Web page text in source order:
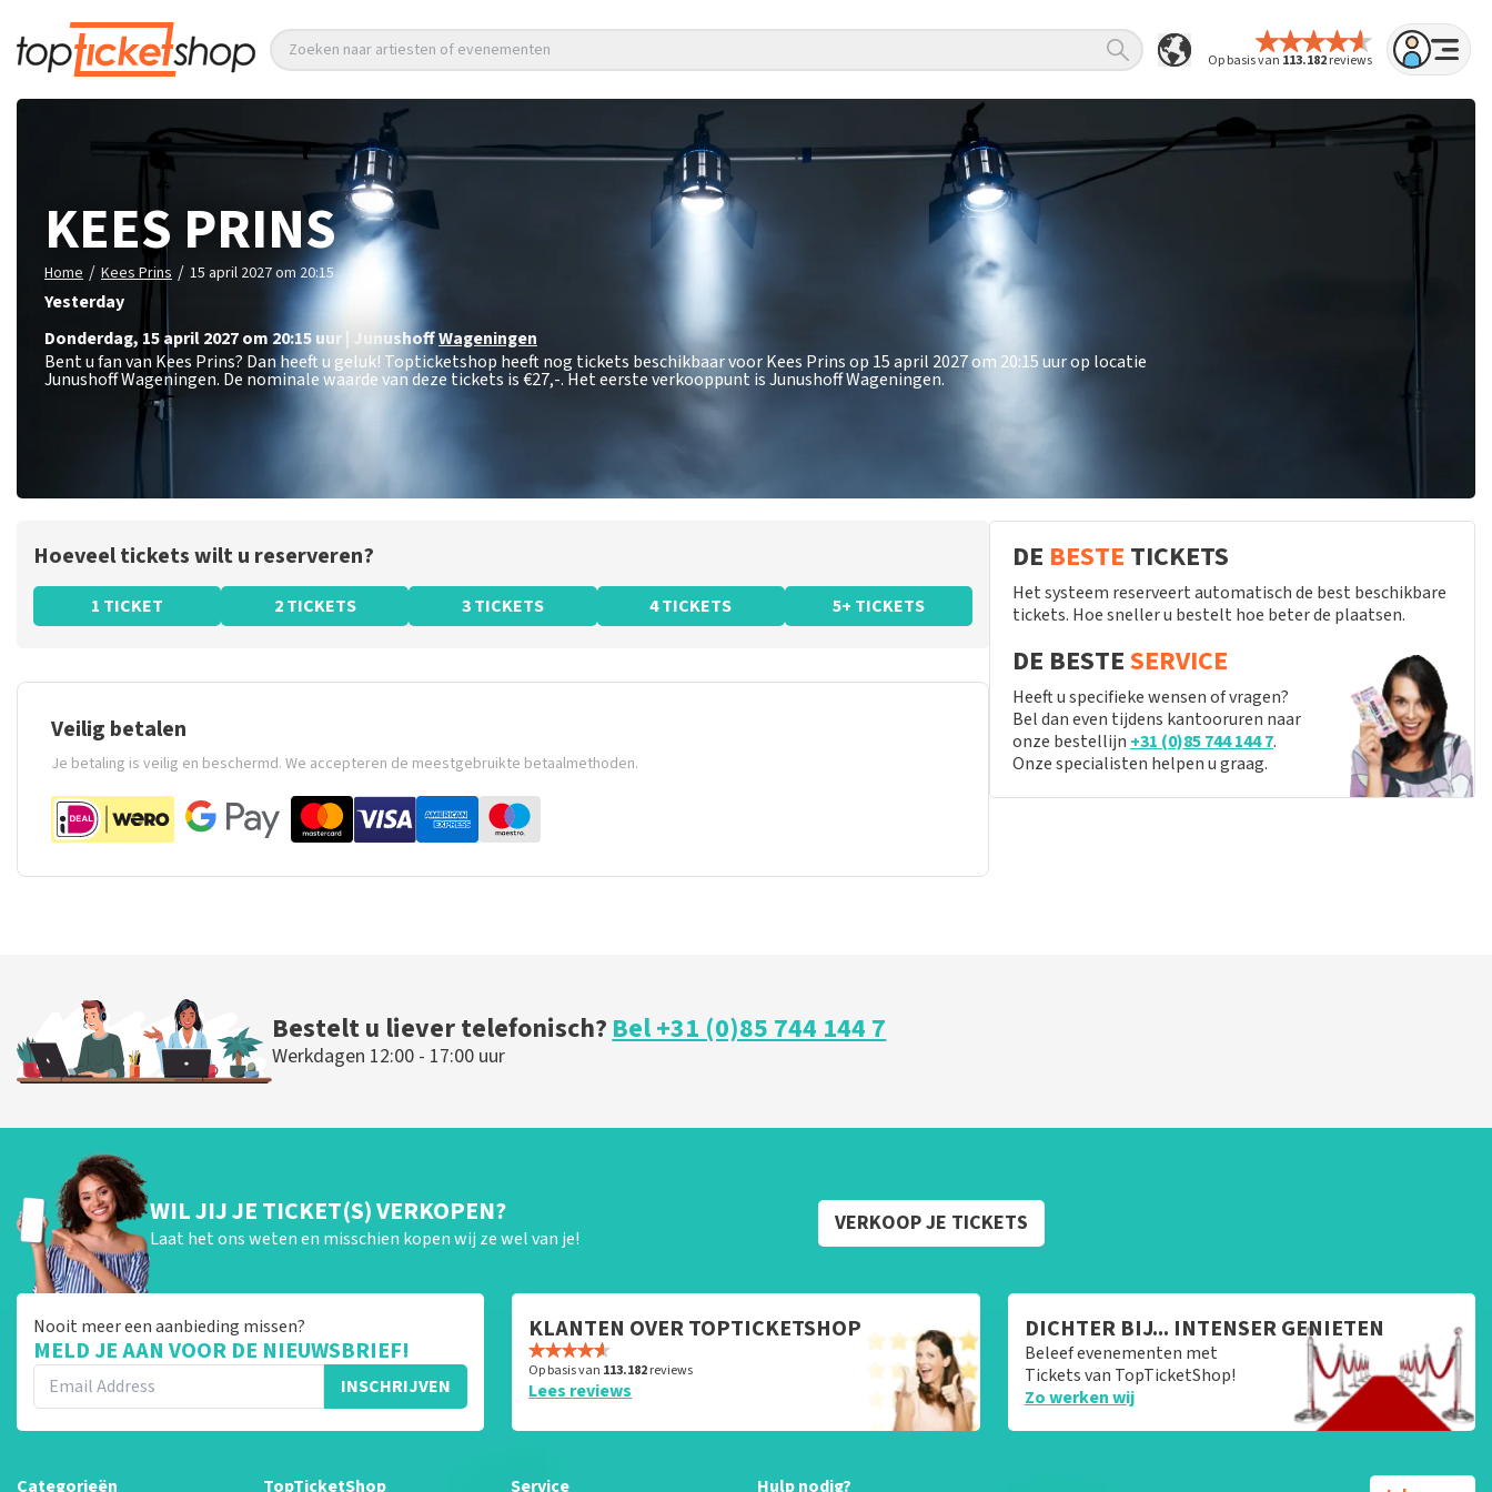
Op basis van 113.182reviews
Zoeken naar artiesten of evenementen
KEES PRINS
Home / Kees Prins / 15 april 2027 om 20:15
Yesterday
donderdag, 15 april 2027 om 20:15uur| JunushoffWageningen
Bent u fan van Kees Prins? Dan heeft u geluk! Topticketshop heeft nog tickets beschikbaar voor Kees Prins op 15 april 2027 om 20:15 uur op locatie
Junushoff Wageningen. De nominale waarde van deze tickets is€27,-. Het eerste verkooppunt is Junushoff Wageningen.
Hoeveel tickets wilt u reserveren?
1 TICKET 2 TICKETS 3 TICKETS 4 TICKETS 5+ TICKETS
Veilig betalen
Je betaling is veilig en beschermd. We accepteren de meestgebruikte betaalmethoden.
DE BESTE TICKETS
Het systeem reserveert automatisch de best beschikbare
tickets. Hoe sneller u bestelt hoe beter de plaatsen.
DE BESTESERVICE
Heeft u specifieke wensen of vragen?
Bel dan even tijdens kantooruren naar
onze bestellijn +31 (0)85 744 144 7.
Onze specialisten helpen u graag.
Bestelt u liever telefonisch?Bel +31 (0)85 744 144 7
Werkdagen 12:00 - 17:00 uur
WIL JIJ JE TICKET(S) VERKOPEN?
Laat het ons weten en misschien kopen wij ze wel van je!
VERKOOP JE TICKETS
Nooit meer een aanbieding missen?
MELD JE AAN VOOR DE NIEUWSBRIEF!
INSCHRIJVEN
KLANTEN OVER TOPTICKETSHOP
Op basis van 113.182reviews
Lees reviews
DICHTER BIJ... INTENSER GENIETEN
Beleef evenementen met
Tickets van TopTicketShop!
Zo werken wij
Categorieën TopTicketShop Service Hulp nodig?